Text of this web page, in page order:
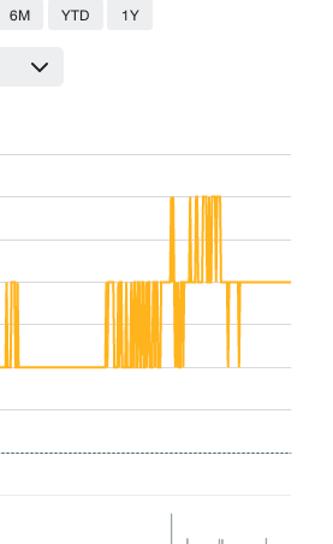
6M YTD
1Y